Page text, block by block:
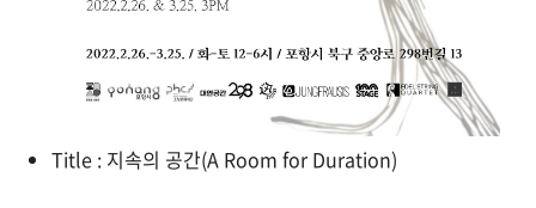
Title : 지속의 공간(A Room for Duration)